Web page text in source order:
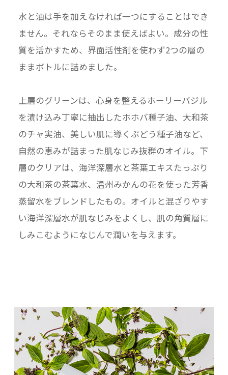
水と油は手を加えなければ一つにすることはでき
ません。それならそのまま使えばよい。成分の性
質を活かすため、界面活性剤を使わず2つの層の
ままボトルに詰めました。
上層のグリーンは、心身を整えるホーリーバジル
を漬け込み丁寧に抽出したホホバ種子油、大和茶
のチャ実油、美しい肌に導くぶどう種子油など、
自然の恵みが詰まった肌なじみ抜群のオイル。下
層のクリアは、海洋深層水と茶葉エキスたっぷり
の大和茶の茶葉水、温州みかんの花を使った芳香
蒸留水をブレンドしたもの。オイルと混ざりやす
い海洋深層水が肌なじみをよくし、肌の角質層に
しみこむようになじんで潤いを与えます。